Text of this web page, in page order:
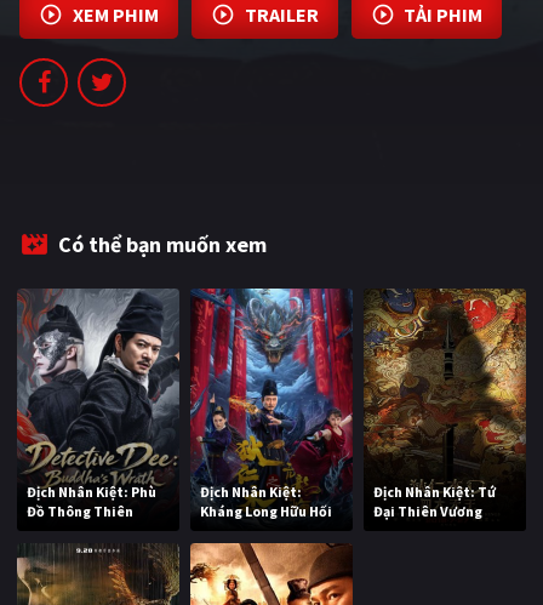
BLOGXEM PHIM TRAILER TẢI PHIM
Có thể bạn muốn xem
Địch Nhân Kiệt: Phù
Đồ Thông Thiên
Địch Nhân Kiệt:
Kháng Long Hữu Hối
Địch Nhân Kiệt: Tứ
Đại Thiên Vương